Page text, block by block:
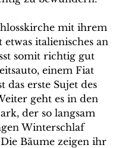
mit ihrem
italienisches an
somit richtig gut
einem Fiat
das erste Sujet des
geht es in den
der so langsam
Winterschlaf
Bäume zeigen ihr